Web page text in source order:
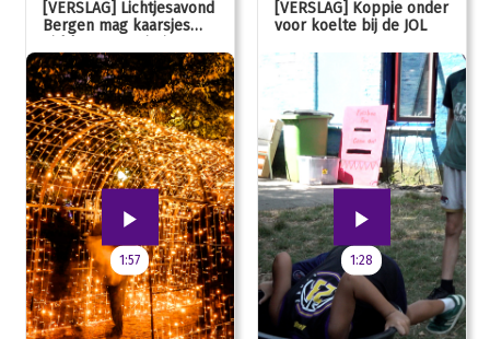
[VERSLAG] Lichtjesavond
Bergen mag kaarsjes
jubileum!
1:57
[VERSLAG] Koppie onder
voor koelte bij de JOL
1:28